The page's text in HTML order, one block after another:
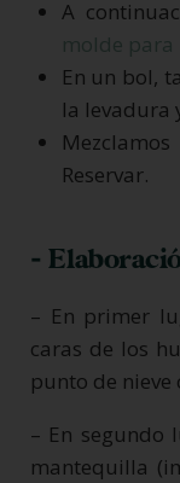
A
molde para
En un bol,
la levadura
Reservar.
-
– En primer
caras de los
punto de nieve
– En segundo
mantequilla